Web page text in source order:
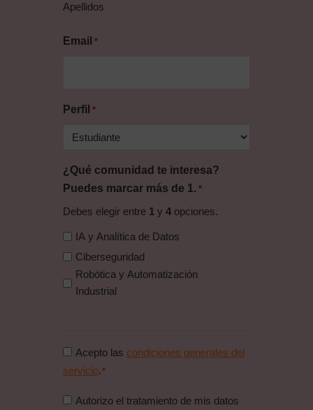
Apellidos
Email *
Perfil *
¿Qué comunidad te interesa?
Puedes marcar más de 1. *
Debes elegir entre 1y 4opciones.
IA y Analítica de Datos
Ciberseguridad
Robótica y Automatización
Industrial
Consentimiento
condiciones
*
Acepto las condiciones generales del
servicio. *
Consentimiento
Autorizo el tratamiento de mis datos